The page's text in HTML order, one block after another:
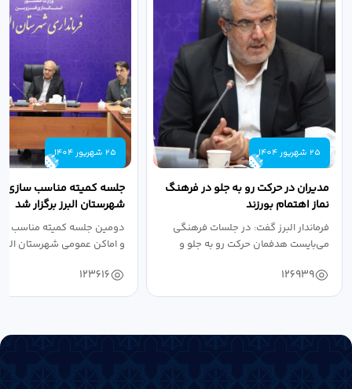
25 شهریور 1404
مدیران در حرکت رو به جلو در فرهنگ
نماز اهتمام بورزند
فرماندار البرز گفت: در جلسات فرهنگی
می‌بایست هدفمان حرکت رو به جلو و
126939
25 شهریور 1404
جلسه کمیته مناسب سازی
شهرستان البرز برگزار شد
دومین جلسه کمیته مناسب
و اماکن عمومی شهرستان
123616